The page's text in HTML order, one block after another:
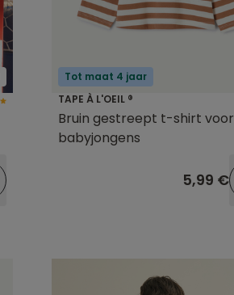
Tot maat 4 jaar
TAPE À L'OEIL ®
Bruin gestreept t-shirt voor
babyjongens
5,99 €